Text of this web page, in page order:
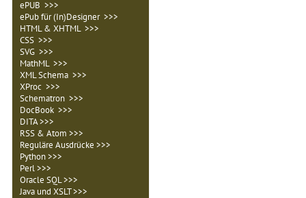
ePUB >>>
ePub für (In)Designer >>>
HTML & XHTML >>>
CSS >>>
SVG >>>
MathML >>>
XML Schema >>>
XProc >>>
Schematron >>>
DocBook >>>
DITA >>>
RSS & Atom >>>
Reguläre Ausdrücke >>>
Python >>>
Perl >>>
Oracle SQL >>>
Java und XSLT >>>